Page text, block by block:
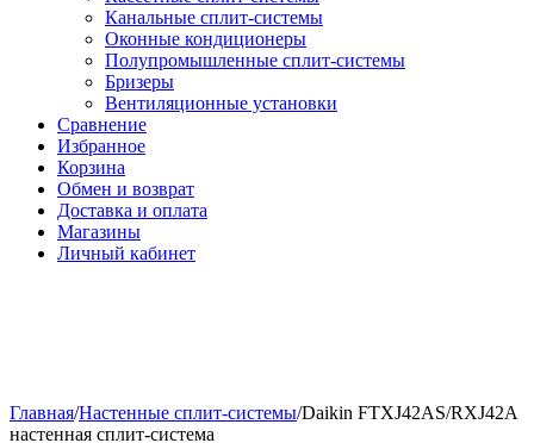
Канальные сплит-системы
Оконные кондиционеры
Полупромышленные сплит-системы
Бризеры
Вентиляционные установки
Сравнение
Избранное
Корзина
Обмен и возврат
Доставка и оплата
Магазины
Личный кабинет
Главная/Настенные сплит-системы/Daikin FTXJ42AS/RXJ42A
настенная сплит-система